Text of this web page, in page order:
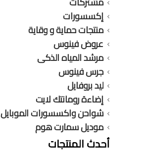
إكسسورات
منتجات حماية و وقاية
عروض فينوس
مرشد المياه الذكى
جرس فينوس
ليد بروفايل
إضاءة رومانتك لايت
شواحن واكسسورات الموبايل
موديل سمارت هوم
أحدث المنتجات